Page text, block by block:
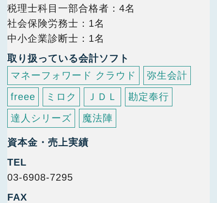
税理士科目一部合格者
4名
社会保険労務士
1名
中小企業診断士
1名
取り扱っている会計ソフト
マネーフォワード クラウド
弥生会計
freee
ミロク ＪＤＬ
勘定奉行
達人シリーズ
魔法陣
資本金・売上実績
TEL
03-6908-7295
FAX